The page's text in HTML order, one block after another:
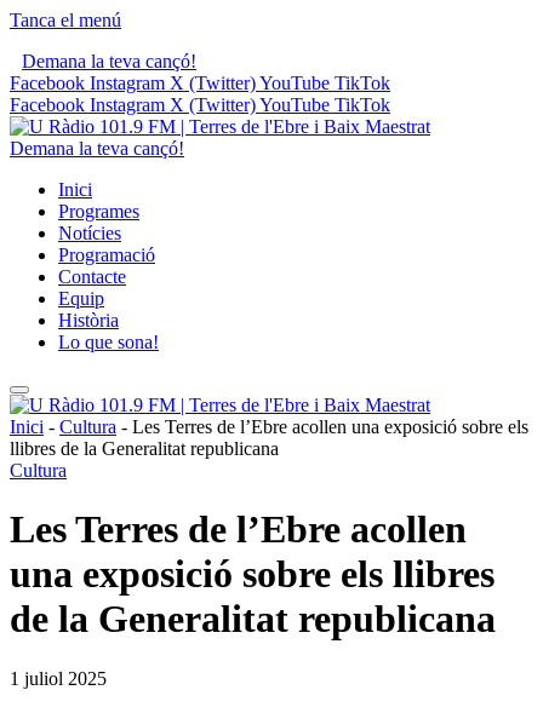
Tanca el menú
Demana la teva cançó!
Facebook Instagram X (Twitter)YouTube TikTok
Facebook Instagram X (Twitter)YouTube TikTok
Demana la teva cançó!
Inici
Programes
Notícies
Programació
Contacte
Equip
Història
Lo que sona!
Inici - Cultura - Les Terres de l’Ebre acollen una exposició sobre els
llibres de la Generalitat republicana
Cultura
Les Terres de l’Ebre acollen
una exposició sobre els llibres
de la Generalitat republicana
1 juliol 2025